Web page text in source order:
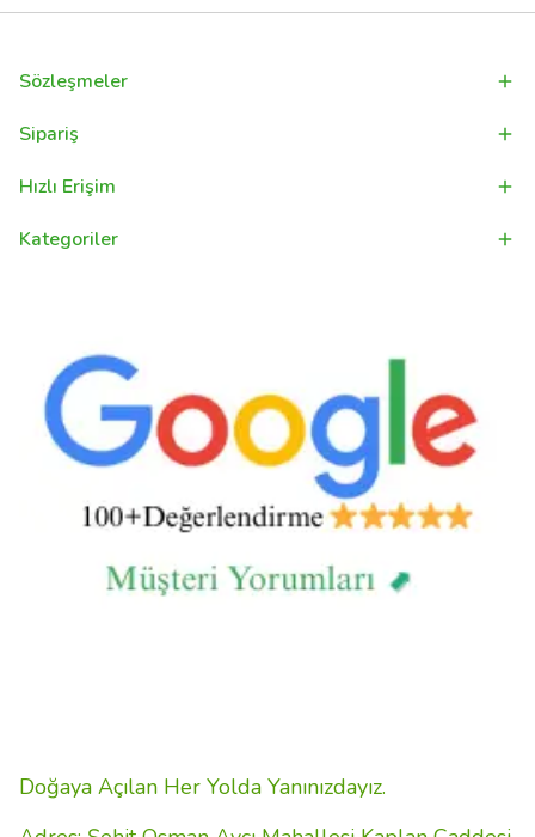
Sözleşmeler
Sipariş
Hızlı Erişim
Kategoriler
Doğaya Açılan Her Yolda Yanınızdayız.